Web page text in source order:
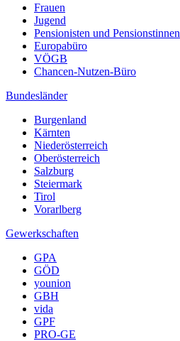
Frauen
Jugend
Pensionisten und Pensionstinnen
Europabüro
VÖGB
Chancen-Nutzen-Büro
Bundesländer
Burgenland
Kärnten
Niederösterreich
Oberösterreich
Salzburg
Steiermark
Tirol
Vorarlberg
Gewerkschaften
GPA
GÖD
younion
GBH
vida
GPF
PRO-GE